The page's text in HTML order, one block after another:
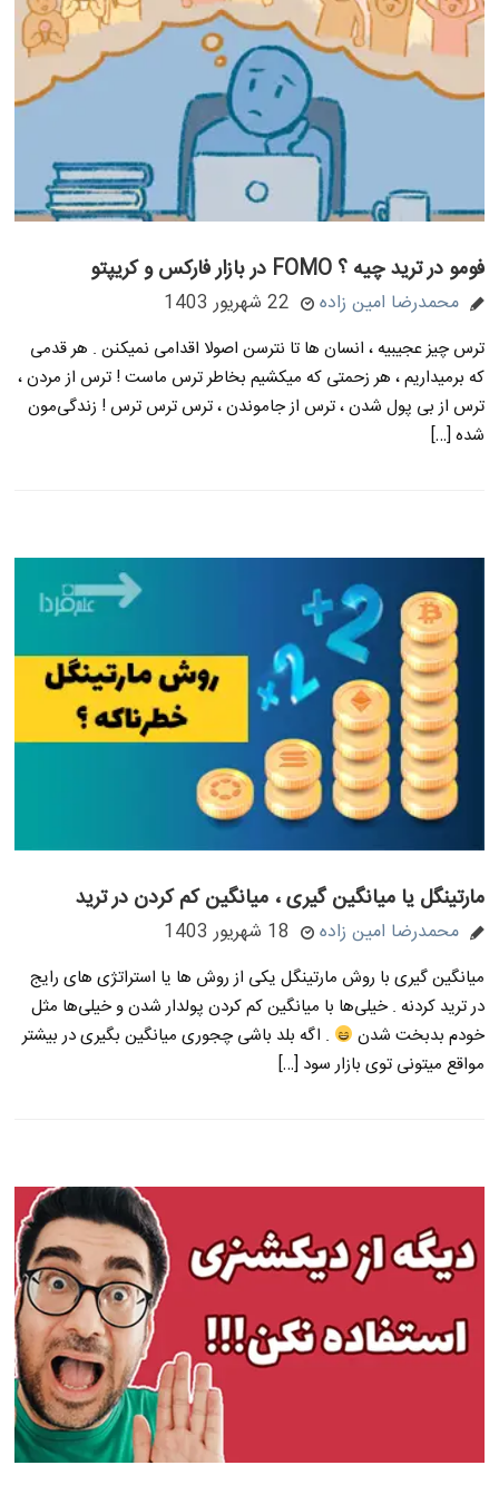
فومو در ترید چیه ؟ FOMO در بازار فارکس و کریپتو
محمدرضا امین زاده 22 شهریور 1403
ترس چیز عجیبیه ، انسان ها تا نترسن اصولا اقدامی نمیکنن . هر قدمی
که برمیداریم ، هر زحمتی که میکشیم بخاطر ترس ماست ! ترس از مردن ،
ترس از بی پول شدن ، ترس از جاموندن ، ترس ترس ترس ! زندگی‌مون
شده […]
مارتینگل یا میانگین گیری ، میانگین کم کردن در ترید
محمدرضا امین زاده 18 شهریور 1403
میانگین گیری با روش مارتینگل یکی از روش ها یا استراتژی های رایج
در ترید کردنه . خیلی‌ها با میانگین کم کردن پولدار شدن و خیلی‌ها مثل
خودم بدبخت شدن
. اگه بلد باشی چجوری میانگین بگیری در بیشتر
مواقع میتونی توی بازار سود […]